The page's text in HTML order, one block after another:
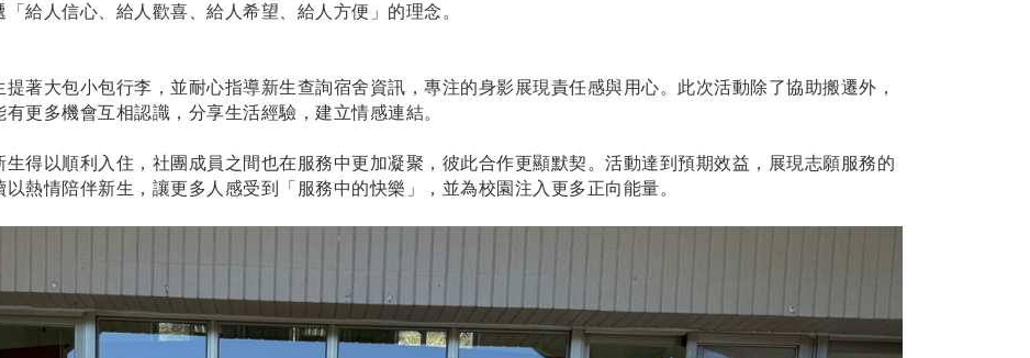
給人信心、給人歡喜、給人希望、給人方便」的理念。
著大包小包行李，並耐心指導新生查詢宿舍資訊，專注的身影展現責任感與用心。此次活動除了協助搬遷外，
更多機會互相認識，分享生活經驗，建立情感連結。
得以順利入住，社團成員之間也在服務中更加凝聚，彼此合作更顯默契。活動達到預期效益，展現志願服務的
熱情陪伴新生，讓更多人感受到「服務中的快樂」，並為校園注入更多正向能量。